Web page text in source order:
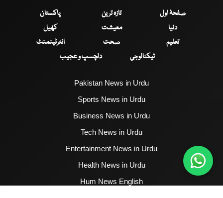
صفحۂ اول تازہ ترین
پاکستان
دنیا
معیشت
کھیل
تعلیم
صحت
انٹرٹینمنٹ
ٹیکنالوجی
دلچسپ و عجیب
Pakistan News in Urdu
Sports News in Urdu
Business News in Urdu
Tech News in Urdu
Entertainment News in Urdu
Health News in Urdu
Hum News English